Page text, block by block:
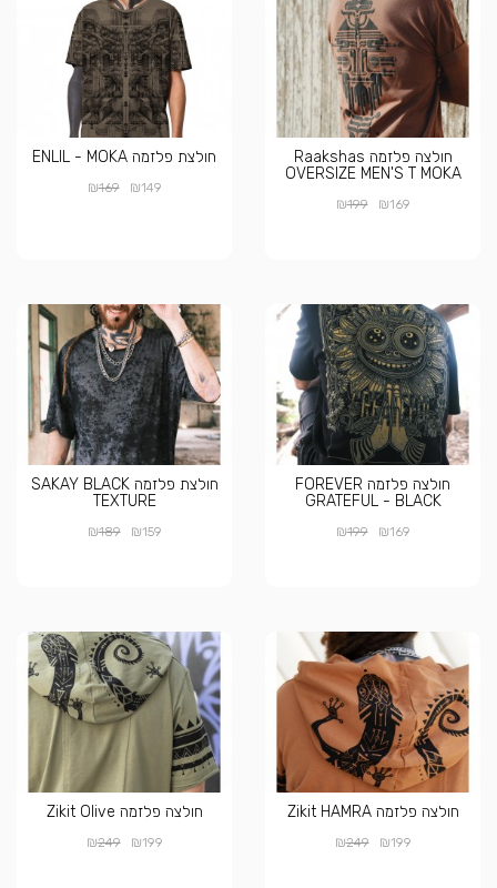
חולצה פלזמה Raakshas
OVERSIZE MEN'S T MOKA
₪169
₪199
חולצת פלזמה ENLIL - MOKA
₪149
₪169
חולצה פלזמה FOREVER
GRATEFUL - BLACK
₪169
₪199
חולצת פלזמה SAKAY BLACK
TEXTURE
₪159
₪189
חולצה פלזמה Zikit HAMRA
₪199
₪249
חולצה פלזמה Zikit Olive
₪199
₪249